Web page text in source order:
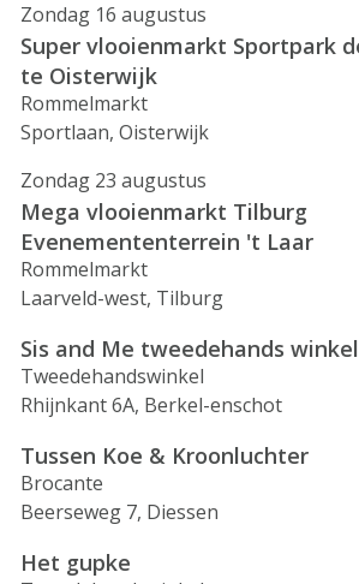
Zondag 16 augustus
Super vlooienmarkt Sportpark
te Oisterwijk
Rommelmarkt
Sportlaan, Oisterwijk
Zondag 23 augustus
Mega vlooienmarkt Tilburg
Evenemententerrein 't Laar
Rommelmarkt
Laarveld-west, Tilburg
Sis and Me tweedehands
Tweedehandswinkel
Rhijnkant 6A, Berkel-enschot
Tussen Koe & Kroonluchter
Brocante
Beerseweg 7, Diessen
Het gupke